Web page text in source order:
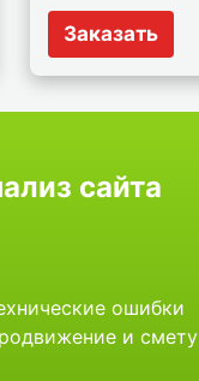
Заказать
сайта
ошибки
и смету